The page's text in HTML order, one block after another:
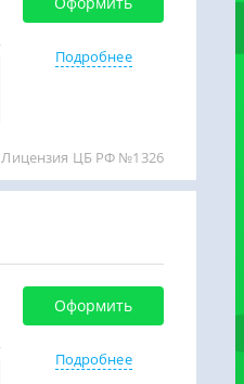
Подробнее
Лицензия ЦБ РФ №1326
Оформить
Подробнее